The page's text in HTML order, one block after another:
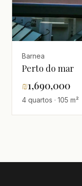
Barnea
Perto do mar
₪1,690,000
4 quartos · 105 m²